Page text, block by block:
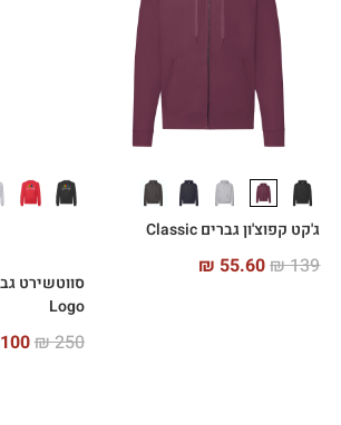
ג'קט קפוצ'ון גברים Classic
₪139
₪ 55.60
Logo
₪250
100